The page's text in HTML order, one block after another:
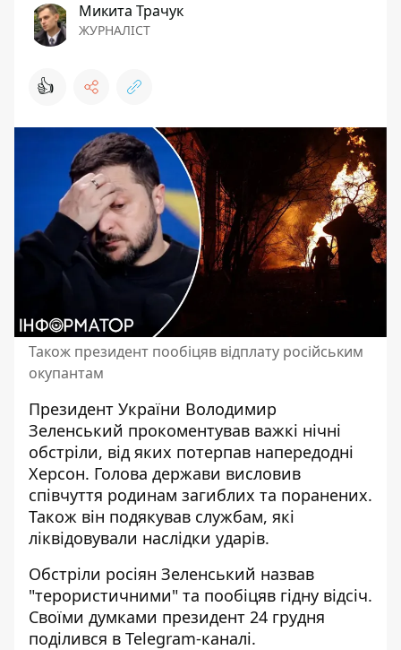
Микита Трачук
ЖУРНАЛІСТ
👍
Також президент пообіцяв відплату російським
окупантам
Президент України Володимир
Зеленський прокоментував важкі нічні
обстріли, від яких потерпав напередодні
Херсон. Голова держави висловив
співчуття родинам загиблих та поранених.
Також він подякував службам, які
ліквідовували наслідки ударів.
Обстріли росіян Зеленський назвав
"терористичними" та пообіцяв гідну відсіч.
Своїми думками президент 24 грудня
поділився в Telegram-каналі.